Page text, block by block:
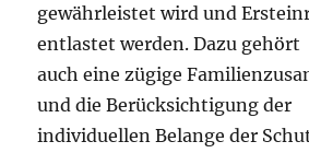
gewährleistet wird und
entlastet werden. Dazu gehört
auch eine zügige
und die Berücksichtigung der
individuellen Belange der